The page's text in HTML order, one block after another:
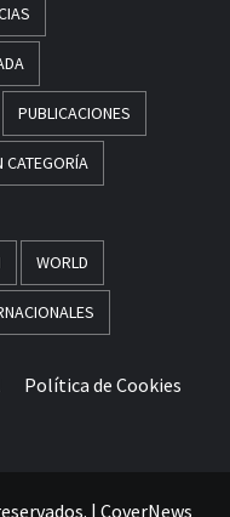
PUBLICACIONES
CATEGORÍA
WORLD
Política de Cookies
| CoverNews